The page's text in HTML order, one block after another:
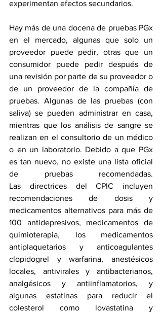
experimentan efectos secundarios.
Hay más de una docena de pruebas PGx
en el mercado, algunas que solo un
proveedor puede pedir, otras que un
consumidor puede pedir después de
una revisión por parte de su proveedor o
de un proveedor de la compañía de
pruebas. Algunas de las pruebas (con
saliva) se pueden administrar en casa,
mientras que los análisis de sangre se
realizan en el consultorio de un médico
o en un laboratorio. Debido a que PGx
es tan nuevo, no existe una lista oficial
de pruebas recomendadas.
Las directrices del CPIC incluyen
recomendaciones de dosis y
medicamentos alternativos para más de
100 antidepresivos, medicamentos de
quimioterapia, los medicamentos
antiplaquetarios y anticoagulantes
clopidogrel y warfarina, anestésicos
locales, antivirales y antibacterianos,
analgésicos y antiinflamatorios, y
algunas estatinas para reducir el
colesterol como lovastatina y